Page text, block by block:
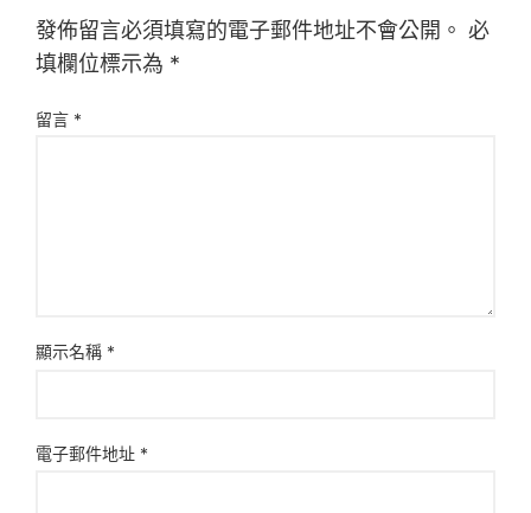
發佈留言必須填寫的電子郵件地址不會公開。 必
填欄位標示為 *
留言 *
顯示名稱 *
電子郵件地址 *